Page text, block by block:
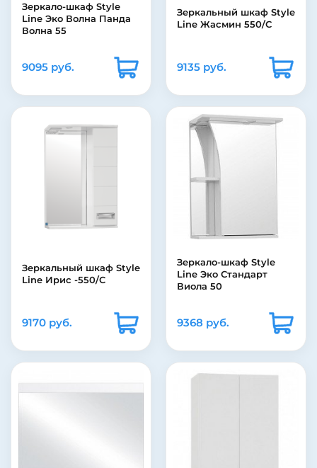
Зеркало-шкаф Style
Line Эко Волна Панда
Волна 55
9095 руб.
Зеркальный шкаф Style
Line Жасмин 550/С
9135 руб.
Зеркальный шкаф Style
Line Ирис -550/С
9170 руб.
Зеркало-шкаф Style
Line Эко Стандарт
Виола 50
9368 руб.